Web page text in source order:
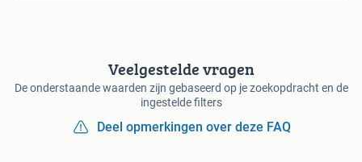
Veelgestelde vragen
De onderstaande waarden zijn gebaseerd op je zoekopdracht en de
ingestelde filters
Deel opmerkingen over deze FAQ